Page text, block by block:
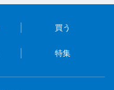
買う
特集